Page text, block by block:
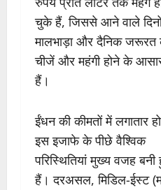
चुके हैं, जिससे आने वाले
मालभाड़ा और दैनिक जरूरत
चीजें और महंगी होने के
हैं।
ईंधन की कीमतों में लगातार
इस इजाफे के पीछे वैश्विक
परिस्थितियां मुख्य वजह बनी
हैं। दरअसल, मिडिल-ईस्ट